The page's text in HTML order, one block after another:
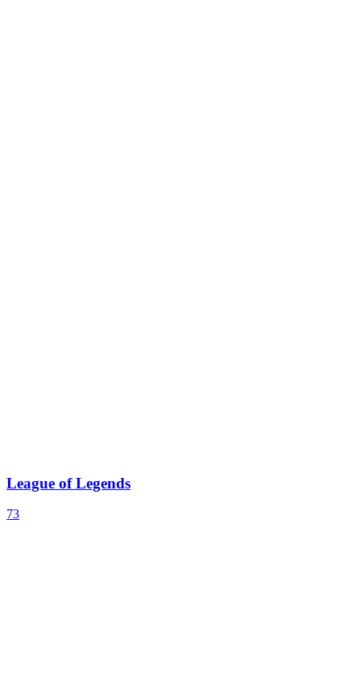
League of Legends
73